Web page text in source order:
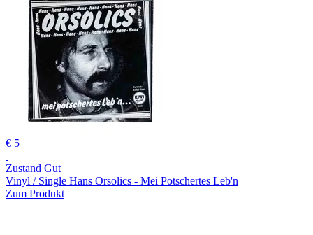
€ 5
Zustand Gut
Vinyl / Single Hans Orsolics - Mei Potschertes Leb'n
Zum Produkt